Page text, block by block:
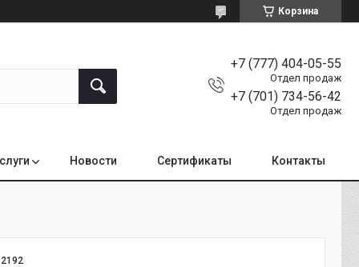
Корзина
+7 (777) 404-05-55
Отдел продаж
+7 (701) 734-56-42
Отдел продаж
Новости Сертификаты Контакты
2192